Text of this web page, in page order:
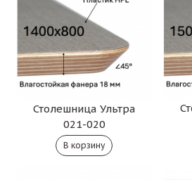
Столешница Ультра
021-020